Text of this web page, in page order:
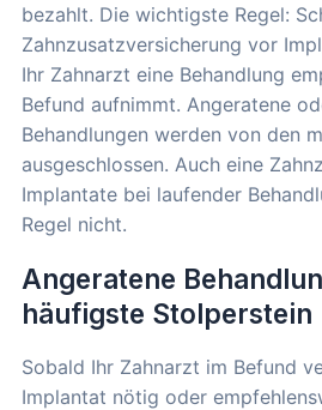
bezahlt. Die wichtigste Regel:
Zahnzusatzversicherung vor
Ihr Zahnarzt eine Behandlung
Befund aufnimmt. Angeratene
Behandlungen werden von den
ausgeschlossen. Auch eine
Implantate bei laufender
Regel nicht.
Angeratene
häufigste Stolperstein
Sobald Ihr Zahnarzt im Befund
Implantat nötig oder